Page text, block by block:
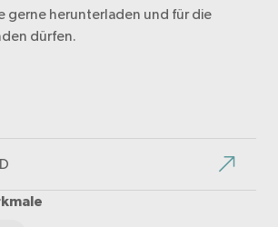
gerne herunterladen und für die
dürfen.